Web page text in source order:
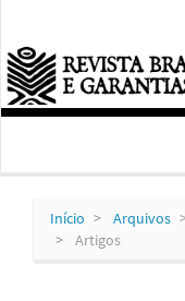
Conteúdo
principal
Barra
Lateral
Início Arquivos
Artigos